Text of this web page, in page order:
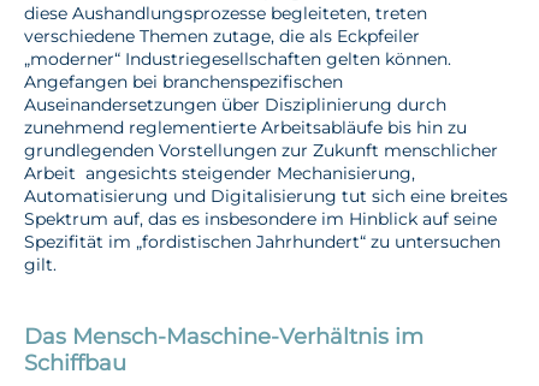
diese Aushandlungsprozesse begleiteten, treten
verschiedene Themen zutage, die als Eckpfeiler
„moderner“ Industriegesellschaften gelten können.
Angefangen bei branchenspezifischen
Auseinandersetzungen über Disziplinierung durch
zunehmend reglementierte Arbeitsabläufe bis hin zu
grundlegenden Vorstellungen zur Zukunft menschlicher
Arbeit angesichts steigender Mechanisierung,
Automatisierung und Digitalisierung tut sich eine breites
Spektrum auf, das es insbesondere im Hinblick auf seine
Spezifität im „fordistischen Jahrhundert“ zu untersuchen
gilt.
Das Mensch-Maschine-Verhältnis im
Schiffbau